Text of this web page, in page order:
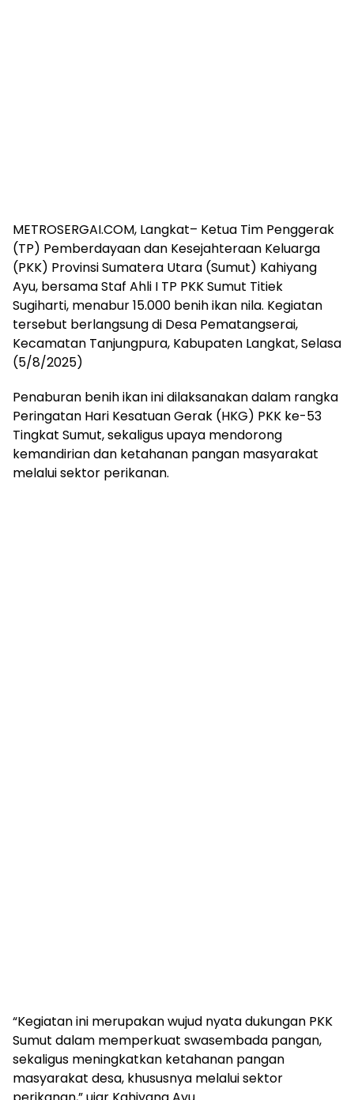
METROSERGAI.COM, Langkat– Ketua Tim Penggerak
(TP) Pemberdayaan dan Kesejahteraan Keluarga
(PKK) Provinsi Sumatera Utara (Sumut) Kahiyang
Ayu, bersama Staf Ahli I TP PKK Sumut Titiek
Sugiharti, menabur 15.000 benih ikan nila. Kegiatan
tersebut berlangsung di Desa Pematangserai,
Kecamatan Tanjungpura, Kabupaten Langkat, Selasa
(5/8/2025)
Penaburan benih ikan ini dilaksanakan dalam rangka
Peringatan Hari Kesatuan Gerak (HKG) PKK ke-53
Tingkat Sumut, sekaligus upaya mendorong
kemandirian dan ketahanan pangan masyarakat
melalui sektor perikanan.
“Kegiatan ini merupakan wujud nyata dukungan PKK
Sumut dalam memperkuat swasembada pangan,
sekaligus meningkatkan ketahanan pangan
masyarakat desa, khususnya melalui sektor